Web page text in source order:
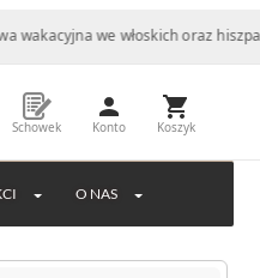
we włoskich oraz hiszpańskich
Schowek Konto Koszyk
O NAS